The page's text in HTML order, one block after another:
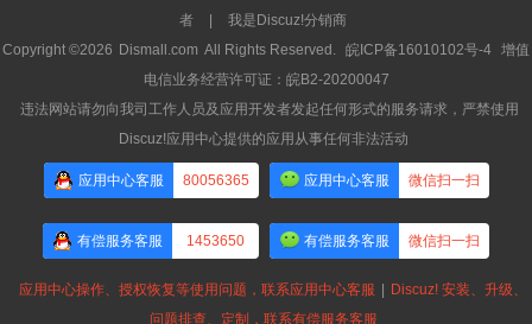
者
|
我是Discuz!分销商
Copyright ©2026 Dismall.com All Rights Reserved. 皖ICP备16010102号-4 增值
电信业务经营许可证：皖B2-20200047
违法网站请勿向我司工作人员及应用开发者发起任何形式的服务请求，严禁使用
Discuz!应用中心提供的应用从事任何非法活动
应用中心客服 80056365 应用中心客服 微信扫一扫
有偿服务客服 1453650 有偿服务客服 微信扫一扫
应用中心操作、授权恢复等使用问题，联系应用中心客服 | Discuz! 安装、升级、
问题排查、定制，联系有偿服务客服